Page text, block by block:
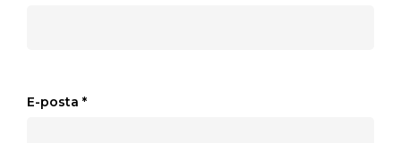
E-posta *